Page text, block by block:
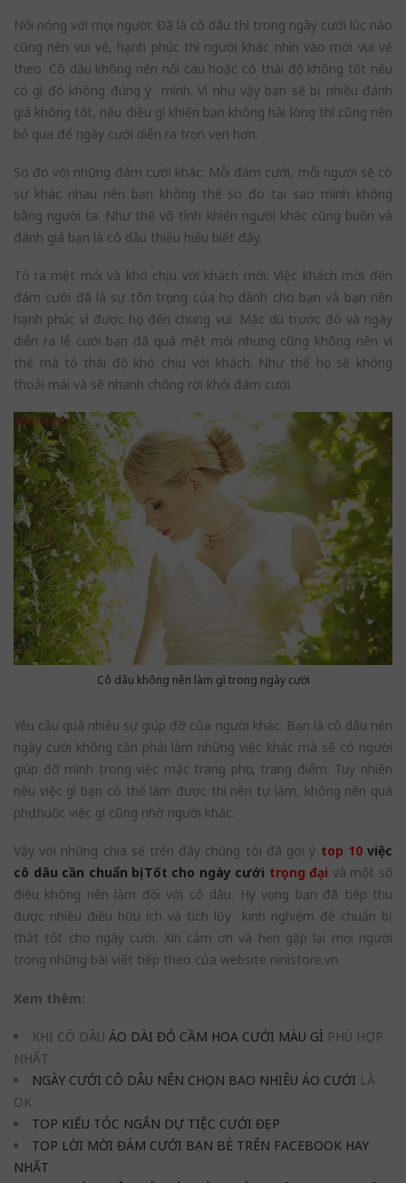
Nổi nóng với mọi người: Đã là cô dâu thì trong ngày cưới lúc nào
cũng nên vui vẻ, hạnh phúc thì người khác nhìn vào mới vui vẻ
theo. Cô dâu không nên nổi cáu hoặc có thái độ không tốt nếu
có gì đó không đúng ý mình. Vì như vậy bạn sẽ bị nhiều đánh
giá không tốt, nếu điều gì khiến bạn không hài lòng thì cũng nên
bỏ qua để ngày cưới diễn ra trọn vẹn hơn.
So đo với những đám cưới khác: Mỗi đám cưới, mỗi người sẽ có
sự khác nhau nên bạn không thể so đo tại sao mình không
bằng người ta. Như thế vô tình khiến người khác cũng buồn và
đánh giá bạn là cô dâu thiếu hiểu biết đấy.
Tỏ ra mệt mỏi và khó chịu với khách mời: Việc khách mời đến
đám cưới đã là sự tôn trọng của họ dành cho bạn và bạn nên
hạnh phúc vì được họ đến chung vui. Mặc dù trước đó và ngày
diễn ra lễ cưới bạn đã quá mệt mỏi nhưng cũng không nên vì
thế mà tỏ thái độ khó chịu với khách. Như thế họ sẽ không
thoải mái và sẽ nhanh chóng rời khỏi đám cưới.
Cô dâu không nên làm gì trong ngày cưới
Yêu cầu quá nhiều sự giúp đỡ của người khác: Bạn là cô dâu nên
ngày cưới không cần phải làm những việc khác mà sẽ có người
giúp đỡ mình trong việc mặc trang phục, trang điểm. Tuy nhiên
nếu việc gì bạn có thể làm được thì nên tự làm, không nên quá
phụ thuộc việc gì cũng nhờ người khác.
Vậy với những chia sẻ trên đây chúng tôi đã gợi ý top 10việc
cô dâu cần chuẩn bị Tốt cho ngày cưới trọng đại và một số
điều không nên làm đối với cô dâu. Hy vọng bạn đã tiếp thu
được nhiều điều hữu ích và tích lũy kinh nghiệm để chuẩn bị
thật tốt cho ngày cưới. Xin cảm ơn và hẹn gặp lại mọi người
trong những bài viết tiếp theo của website ninistore.vn.
Xem thêm:
KHI CÔ DÂU ÁO DÀI ĐỎ CẦM HOA CƯỚI MÀU GÌ PHÙ HỢP
NHẤT
NGÀY CƯỚI CÔ DÂU NÊN CHỌN BAO NHIÊU ÁO CƯỚI LÀ
OK
TOP KIỂU TÓC NGẮN DỰ TIỆC CƯỚI ĐẸP
TOP LỜI MỜI ĐÁM CƯỚI BẠN BÈ TRÊN FACEBOOK HAY
NHẤT